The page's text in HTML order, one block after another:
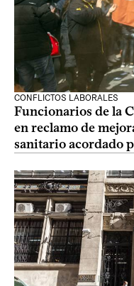
CONFLICTOS LABORALES
Funcionarios de la
en reclamo de
sanitario acordado